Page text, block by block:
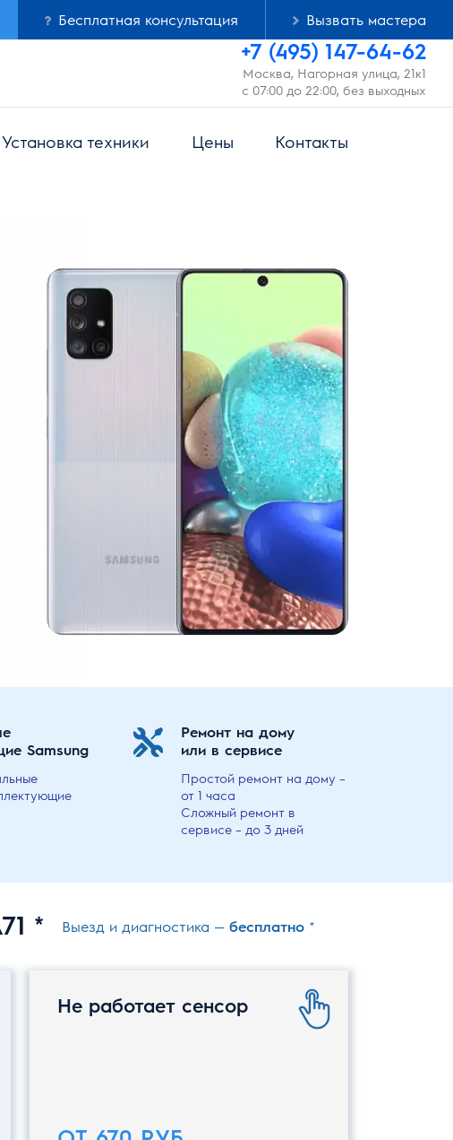
Бесплатная консультация Вызвать мастера
+7 (495) 147-64-62
Москва, Нагорная улица, 21к1
с 07:00 до 22:00, без выходных
Установка техники Цены Контакты
Samsung
Ремонт на дому
или в сервисе
Простой ремонт на дому –
от 1 часа
Сложный ремонт в
сервисе – до 3 дней
* Выезд и диагностика — бесплатно *
Не работает сенсор